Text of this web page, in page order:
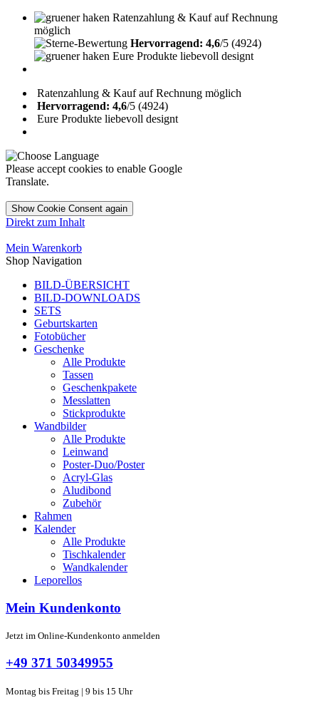
Ratenzahlung & Kauf auf Rechnung
möglich
Hervorragend: 4,6/5 (4924)
Eure Produkte liebevoll designt
Ratenzahlung & Kauf auf Rechnung möglich
Hervorragend: 4,6/5 (4924)
Eure Produkte liebevoll designt
Please accept cookies to enable Google
Translate.
Show Cookie Consent again
Direkt zum Inhalt
Mein Warenkorb
Shop Navigation
BILD-ÜBERSICHT
BILD-DOWNLOADS
SETS
Geburtskarten
Fotobücher
Geschenke
Alle Produkte
Tassen
Geschenkpakete
Messlatten
Stickprodukte
Wandbilder
Alle Produkte
Leinwand
Poster-Duo/Poster
Acryl-Glas
Aludibond
Zubehör
Rahmen
Kalender
Alle Produkte
Tischkalender
Wandkalender
Leporellos
Mein Kundenkonto
Jetzt im Online-Kundenkonto anmelden
+49 371 50349955
Montag bis Freitag | 9 bis 15 Uhr